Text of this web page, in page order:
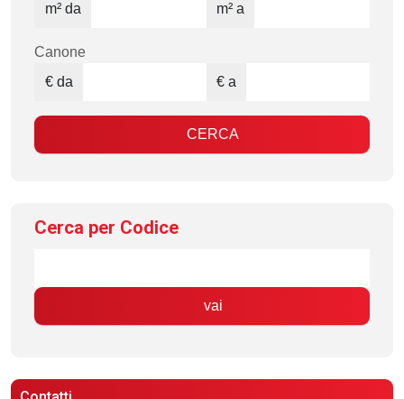
m² da
m² a
Canone
€ da
€ a
CERCA
Cerca per Codice
vai